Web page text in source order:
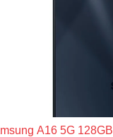
A16 5G 128GB